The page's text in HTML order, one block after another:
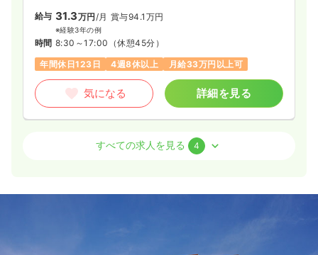
給与 31.3万円/月 賞与94.1万円
※経験3年の例
時間 8:30～17:00 （休憩45分）
年間休日123日
4週8休以上 月給33万円以上可
気になる 詳細を見る
正看護師すべての求人を見る 4